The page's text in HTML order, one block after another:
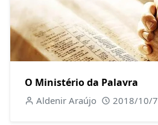
O Ministério da Palavra
Aldenir Araújo 2018/10/7